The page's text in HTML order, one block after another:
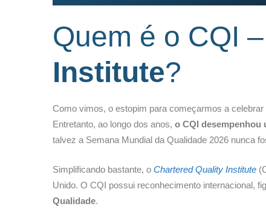
Quem é o CQI –
Institute?
Como vimos, o estopim para começarmos a
Entretanto, ao longo dos anos, o CQI desempenhou
talvez a Semana Mundial da Qualidade 2026 nunca
Simplificando bastante, o Chartered Quality Institute
Unido. O CQI possui reconhecimento internacional,
Qualidade.